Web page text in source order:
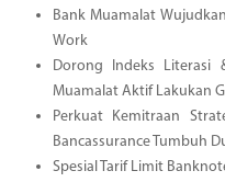
Bank Muamalat
Work
Dorong Indeks Literasi
Muamalat Aktif Lakukan
Perkuat Kemitraan
Bancassurance Tumbuh
Spesial Tarif Limit